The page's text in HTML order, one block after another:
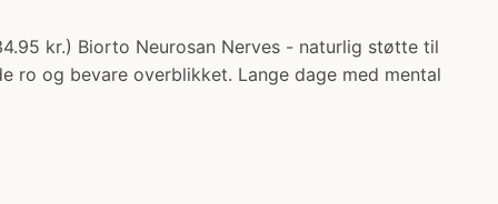
kr.) Biorto Neurosan Nerves - naturlig støtte til
og bevare overblikket. Lange dage med mental